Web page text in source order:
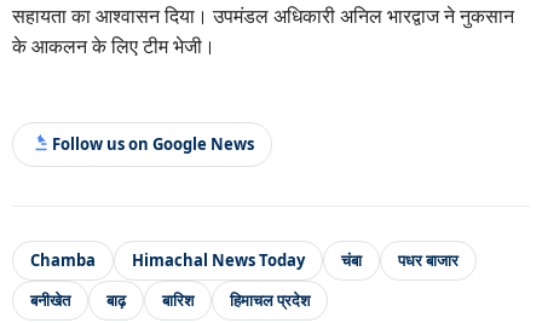
सहायता का आश्वासन दिया। उपमंडल अधिकारी अनिल भारद्वाज ने नुकसान
के आकलन के लिए टीम भेजी।
Follow us on Google News
Chamba Himachal News Today चंबा
पधर बाजार
बनीखेत
बाढ़ बारिश हिमाचल प्रदेश